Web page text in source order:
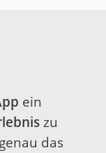
ein
zu
das